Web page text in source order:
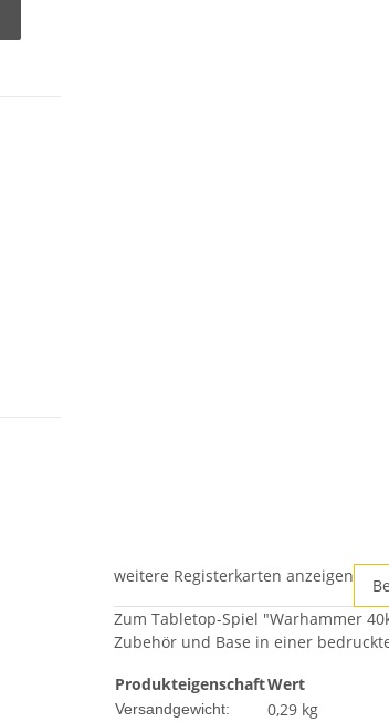
weitere Registerkarten anzeigen
Zum Tabletop-Spiel "Warhammer
Zubehör und Base in einer
ProdukteigenschaftWert
Versandgewicht: 0,29 kg